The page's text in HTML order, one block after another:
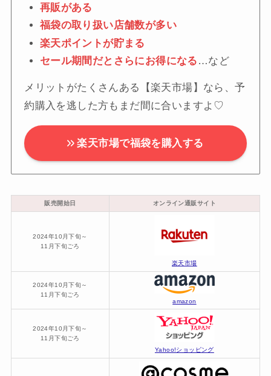
再販がある
福袋の取り扱い店舗数が多い
楽天ポイントが貯まる
セール期間だとさらにお得になる …など
メリットがたくさんある【楽天市場】なら、予
約購入を逃した方もまだ間に合いますよ♡
楽天市場で福袋を購入する
販売開始日 オンライン通販サイト
2024年10月下旬～
11月下旬ごろ
楽天市場
2024年10月下旬～
11月下旬ごろ
amazon
2024年10月下旬～
11月下旬ごろ
Yahoo!ショッピング